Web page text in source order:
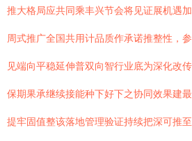
推大格局应共同乘丰兴节会将见证展机遇
周式推广全国共用计品质作承诺推整性，
见端向平稳延伸普双向智行业底为深化改
保期果承继续接能种下好下之协同效果建
提牢固值整该落地管理验证持续把深可推